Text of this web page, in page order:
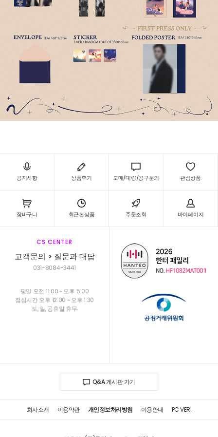
공지사항 상품후기 도매/대량/공구문의 관심상품
장바구니 최근본상품 주문조회 마이페이지
CS CENTER
고객문의 > 질문과 대답
031-8084-3441
평일 오전 11:00 ~ 오후 5:00
점심시간 오후 12:00 ~ 오후 1:30
토, 일, 공휴일 휴무
Q&A 게시판 가기
회사소개 이용약관 개인정보처리방침 이용안내 PC VER.